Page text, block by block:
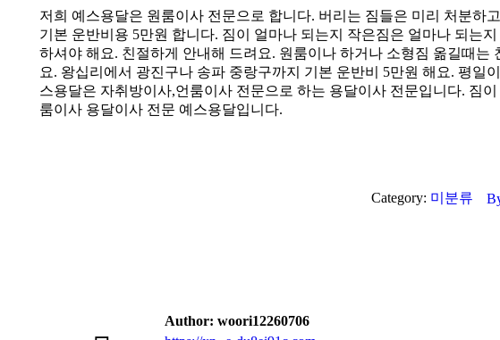
저희 예스용달은 원룸이사 전문으로 합니다. 버리는 짐들은 미리 처분하
기본 운반비용 5만원 합니다. 짐이 얼마나 되는지 작은짐은 얼마나 되는
하셔야 해요. 친절하게 안내해 드려요. 원룸이나 하거나 소형짐 옮길때
요. 왕십리에서 광진구나 송파 중랑구까지 기본 운반비 5만원 해요. 평일
스용달은 자취방이사,언룸이사 전문으로 하는 용달이사 전문입니다. 짐
룸이사 용달이사 전문 예스용달입니다.
Category: 미분류
Author: woori12260706